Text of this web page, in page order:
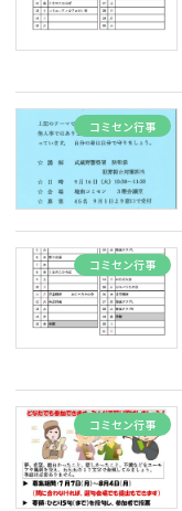
コミセン行事
コミセン行事
コミセン行事